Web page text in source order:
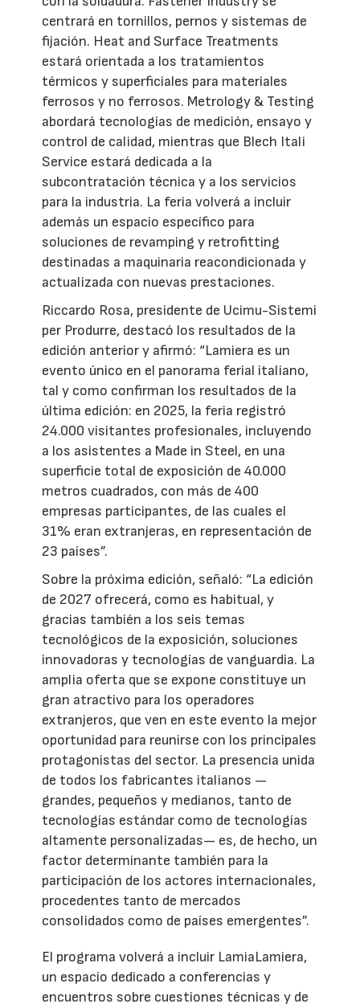
centrará en tornillos, pernos y sistemas de
fijación. Heat and Surface Treatments
estará orientada a los tratamientos
térmicos y superficiales para materiales
ferrosos y no ferrosos. Metrology & Testing
abordará tecnologías de medición, ensayo y
control de calidad, mientras que Blech Itali
Service estará dedicada a la
subcontratación técnica y a los servicios
para la industria. La feria volverá a incluir
además un espacio específico para
soluciones de revamping y retrofitting
destinadas a maquinaria reacondicionada y
actualizada con nuevas prestaciones.
Riccardo Rosa, presidente de Ucimu-Sistemi
per Produrre, destacó los resultados de la
edición anterior y afirmó: “Lamiera es un
evento único en el panorama ferial italiano,
tal y como confirman los resultados de la
última edición: en 2025, la feria registró
24.000 visitantes profesionales, incluyendo
a los asistentes a Made in Steel, en una
superficie total de exposición de 40.000
metros cuadrados, con más de 400
empresas participantes, de las cuales el
31% eran extranjeras, en representación de
23 países”.
Sobre la próxima edición, señaló: “La edición
de 2027 ofrecerá, como es habitual, y
gracias también a los seis temas
tecnológicos de la exposición, soluciones
innovadoras y tecnologías de vanguardia. La
amplia oferta que se expone constituye un
gran atractivo para los operadores
extranjeros, que ven en este evento la mejor
oportunidad para reunirse con los principales
protagonistas del sector. La presencia unida
de todos los fabricantes italianos —
grandes, pequeños y medianos, tanto de
tecnologías estándar como de tecnologías
altamente personalizadas— es, de hecho, un
factor determinante también para la
participación de los actores internacionales,
procedentes tanto de mercados
consolidados como de países emergentes”.
El programa volverá a incluir LamiaLamiera,
un espacio dedicado a conferencias y
encuentros sobre cuestiones técnicas y de